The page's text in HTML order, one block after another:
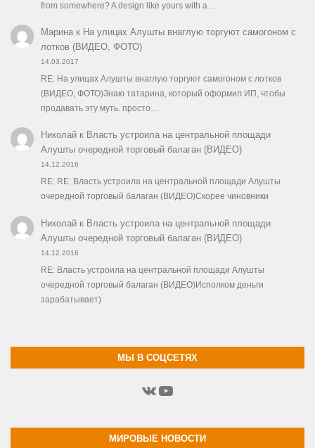
from somewhere? A design like yours with a…
Маринак На улицах Алушты внаглую торгуют самогоном с
лотков (ВИДЕО, ФОТО)
14.03.2017
RE: На улицах Алушты внаглую торгуют самогоном с лотков
(ВИДЕО, ФОТО)Знаю татарина, который оформил ИП, чтобы
продавать эту муть. просто…
Николайк Власть устроила на центральной площади
Алушты очередной торговый балаган (ВИДЕО)
14.12.2016
RE: RE: Власть устроила на центральной площади Алушты
очередной торговый балаган (ВИДЕО)Скорее чиновники
Николайк Власть устроила на центральной площади
Алушты очередной торговый балаган (ВИДЕО)
14.12.2016
RE: Власть устроила на центральной площади Алушты
очередной торговый балаган (ВИДЕО)Исполком деньги
зарабатывает)
МЫ В СОЦСЕТЯХ
ВКонтакте
YouTube
МИРОВЫЕ НОВОСТИ